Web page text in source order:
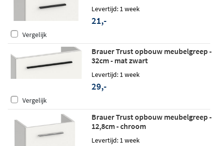
Levertijd: 1 week
21,-
Vergelijk
Brauer Trust opbouw meubelgreep -
32cm - mat zwart
Levertijd: 1 week
29,-
Vergelijk
Brauer Trust opbouw meubelgreep -
12,8cm - chroom
Levertijd: 1 week